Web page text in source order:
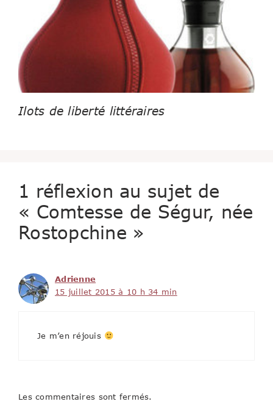
Ilots de liberté littéraires
1 réflexion au sujet de
« Comtesse de Ségur, née
Rostopchine »
Adrienne
15 juillet 2015 à 10 h 34 min
Je m’en réjouis
Les commentaires sont fermés.